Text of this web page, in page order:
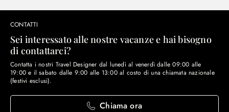
CONTATTI
Sei interessato alle nostre vacanze e hai bisogno
di contattarci?
Contatta i nostri Travel Designer dal lunedì al venerdì dalle 09:00 alle
19:00 e il sabato dalle 9:00 alle 13:00 al costo di una chiamata nazionale
(festivi esclusi).
Chiama ora